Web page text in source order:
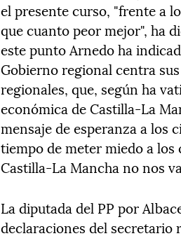
el presente curso, "frente a
que cuanto peor mejor", ha
este punto Arnedo ha
Gobierno regional centra
regionales, que, según ha
económica de Castilla-La
mensaje de esperanza a los
tiempo de meter miedo a los
Castilla-La Mancha no nos
La diputada del PP por
declaraciones del secretario